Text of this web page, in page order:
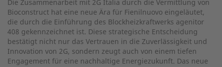
Die Zusammenarbeit mit 2G Italia durch die Vermittlung von
Bioconstruct hat eine neue Ära für Fienilnuovo eingeläutet,
die durch die Einführung des Blockheizkraftwerks agenitor
408 gekennzeichnet ist. Diese strategische Entscheidung
bestätigt nicht nur das Vertrauen in die Zuverlässigkeit und
Innovation von 2G, sondern zeugt auch von einem tiefen
Engagement für eine nachhaltige Energiezukunft. Das neue